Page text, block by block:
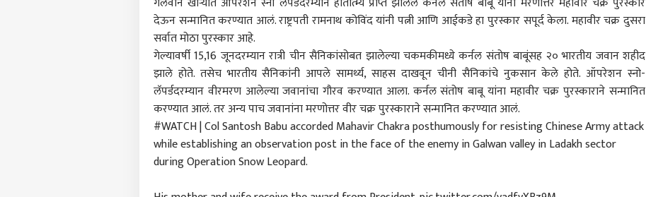
देऊन सन्मानित करण्यात आलं. राष्ट्रपती रामनाथ कोविंद यांनी पत्नी आणि आईकडे हा पुरस्कार सपूर्द केला. महावीर चक्र दुसरा
सर्वात मोठा पुरस्कार आहे.
गेल्यावर्षी 15,16 जूनदरम्यान रात्री चीन सैनिकांसोबत झालेल्या चकमकीमध्ये कर्नल संतोष बाबूंसह २० भारतीय जवान शहीद
झाले होते. तसेच भारतीय सैनिकांनी आपले सामर्थ्य, साहस दाखवून चीनी सैनिकांचे नुकसान केले होते. ऑपरेशन स्नो-
लॅपर्डदरम्यान वीरमरण आलेल्या जवानांचा गौरव करण्यात आला. कर्नल संतोष बाबू यांना महावीर चक्र पुरस्काराने सन्मानित
करण्यात आलं. तर अन्य पाच जवानांना मरणोत्तर वीर चक्र पुरस्काराने सन्मानित करण्यात आलं.
#WATCH| Col Santosh Babu accorded Mahavir Chakra posthumously for resisting Chinese Army attack
while establishing an observation post in the face of the enemy in Galwan valley in Ladakh sector
during Operation Snow Leopard.पर्सनल कॉर्नर